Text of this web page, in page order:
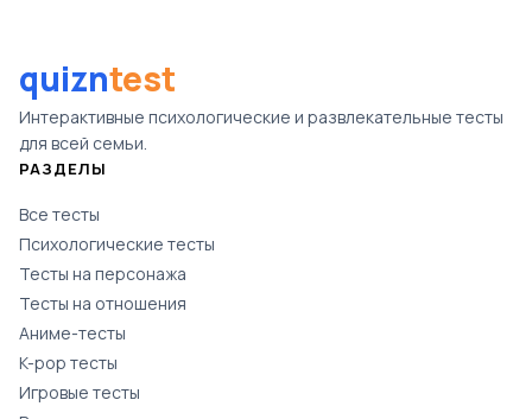
quizntest
Интерактивные психологические и развлекательные тесты
для всей семьи.
РАЗДЕЛЫ
Все тесты
Психологические тесты
Тесты на персонажа
Тесты на отношения
Аниме-тесты
K-pop тесты
Игровые тесты